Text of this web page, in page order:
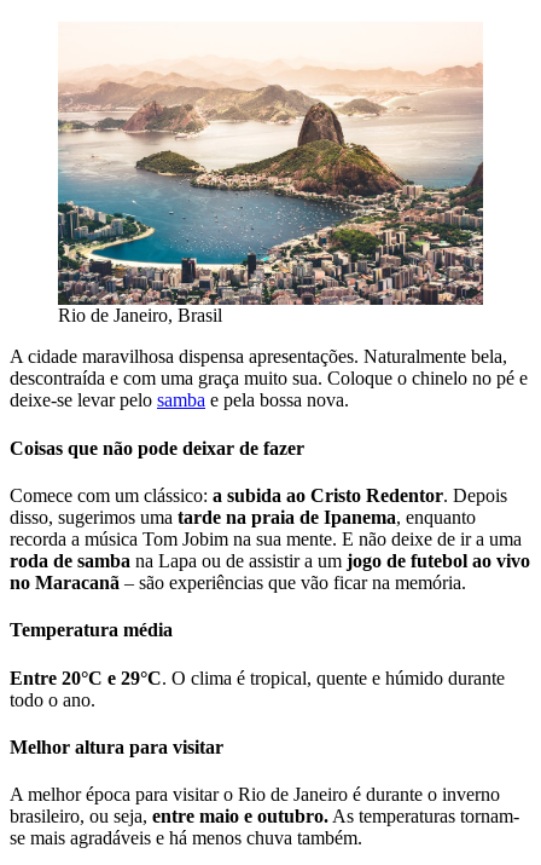
Rio de Janeiro, Brasil
A cidade maravilhosa dispensa apresentações. Naturalmente bela,
descontraída e com uma graça muito sua. Coloque o chinelo no pé e
deixe-se levar pelo samba e pela bossa nova.
Coisas que não pode deixar de fazer
Comece com um clássico: a subida ao Cristo Redentor. Depois
disso, sugerimos uma tarde na praia de Ipanema, enquanto
recorda a música Tom Jobim na sua mente. E não deixe de ir a uma
roda de samba na Lapa ou de assistir a um jogo de futebol ao vivo
no Maracanã – são experiências que vão ficar na memória.
Temperatura média
Entre 20°C e 29°C. O clima é tropical, quente e húmido durante
todo o ano.
Melhor altura para visitar
A melhor época para visitar o Rio de Janeiro é durante o inverno
brasileiro, ou seja, entre maio e outubro. As temperaturas tornam-
se mais agradáveis e há menos chuva também.